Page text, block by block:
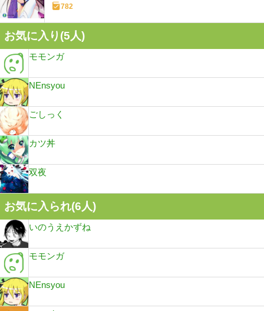
782
お気に入り(5人)
モモンガ
NEnsyou
ごしっく
カツ丼
双夜
お気に入られ(6人)
いのうえかずね
モモンガ
NEnsyou